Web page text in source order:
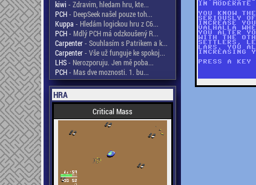
kiwi - Zdravim, hledam hru, kte...
PCH- DeepSeek našel pouze toh...
Kuppa - Hledám logickou hru z C6...
PCH- Mdlý PCH má odzkoušený R...
Carpenter- Souhlasím s Patrikem a k...
Carpenter- Vše už funguje ke spokoj...
LHS- Nerozporuju. Jen mě poba...
PCH- Mas dve moznosti. 1. bu...
HRA
Critical Mass